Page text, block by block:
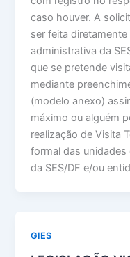
caso houver. A
ser feita
administrativa da
que se pretende
mediante
(modelo anexo)
máximo ou alguém
realização de Visita
formal das
da SES/DF e/ou
GIES